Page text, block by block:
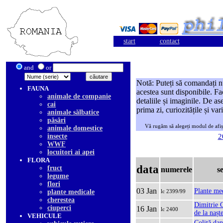
start contact
and or
FAUNA
animale de companie
cai
animale sălbatice
păsări
animale domestice
insecte
WWF
locuitori ai apei
FLORA
fruct
legume
flori
plante medicale
cherestea
ciuperci
VEHICULE
Notă: Puteți să comandați
acestea sunt disponibile.
detaliile și imaginile. De
prima zi, curiozitățile și
Vă rugăm să alegeți modul de
data numerele
03 Jan lc 2399/99 Plante
16 Jan lc 2400
Dimitrie
de la